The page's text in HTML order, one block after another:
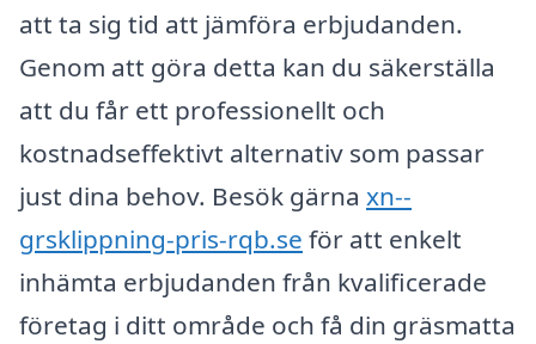
att ta sig tid att jämföra erbjudanden.
Genom att göra detta kan du säkerställa
att du får ett professionellt och
kostnadseffektivt alternativ som passar
just dina behov. Besök gärna xn--
grsklippning-pris-rqb.se för att enkelt
inhämta erbjudanden från kvalificerade
företag i ditt område och få din gräsmatta